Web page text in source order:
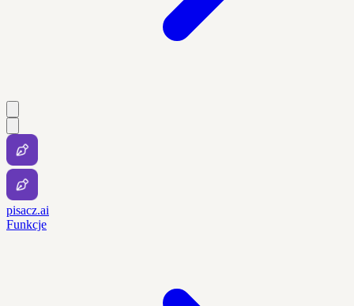
pisacz.ai
Funkcje